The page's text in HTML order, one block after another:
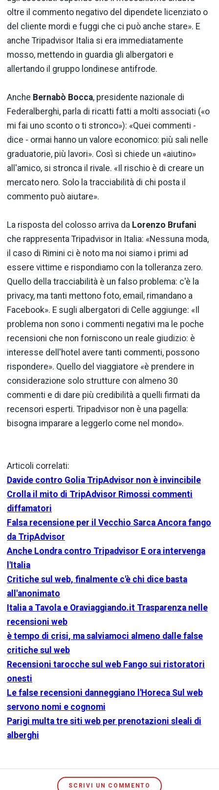
oltre il commento negativo del dipendete licenziato o
del cliente mordi e fuggi che ci può anche stare». E
anche Tripadvisor Italia si era immediatamente
mosso, mettendo in guardia gli albergatori e
allertando il gruppo londinese antifrode.
Anche Bernabò Bocca, presidente nazionale di
Federalberghi, parla di ricatti fatti a molti associati («o
mi fai uno sconto o ti stronco»): «Quei commenti -
dice - ormai hanno un valore economico: più sali nelle
graduatorie, più lavori». Così si chiede un «aiutino»
all'amico, si stronca il rivale. «Il rischio è di creare un
mercato nero. Solo la tracciabilità di chi posta il
commento può aiutare».
La risposta del colosso arriva da Lorenzo Brufani
che rappresenta Tripadvisor in Italia: «Nessuna moda,
il caso di Rimini ci è noto ma noi siamo i primi ad
essere vittime e rispondiamo con la tolleranza zero.
Quello della tracciabilità è un falso problema: c'è la
privacy, ma tanti mettono foto, email, rimandano a
Facebook». E sugli albergatori di Celle aggiunge: «Il
problema non sono i commenti negativi ma le poche
recensioni che non forniscono un reale giudizio: è
interesse dell'hotel avere tanti commenti, possono
rispondere». Quello del viaggiatore «è prendere in
considerazione solo strutture con almeno 30
commenti e di dare più credibilità a quelli firmati da
recensori esperti. Tripadvisor non è una pagella:
bisogna imparare a leggerlo come nel mondo».
Articoli correlati:
Davide contro Golia TripAdvisor non è invincibile
Crolla il mito di TripAdvisor Rimossi commenti
diffamatori
Falsa recensione per il Vecchio Sarca Ancora fango
da TripAdvisor
Anche Londra contro Tripadvisor E ora intervenga
l'Italia
Critiche sul web, finalmente c'è chi dice basta
all'anonimato
Italia a Tavola e Oraviaggiando.it Trasparenza nelle
recensioni web
è tempo di crisi, ma salviamoci almeno dalle false
critiche sul web
Recensioni tarocche sul web Fango sui ristoratori
onesti
Le false recensioni danneggiano l'Horeca Sul web
servono nomi e cognomi
Parigi multa tre siti web per prenotazioni sleali di
alberghi
SCRIVI UN COMMENTO